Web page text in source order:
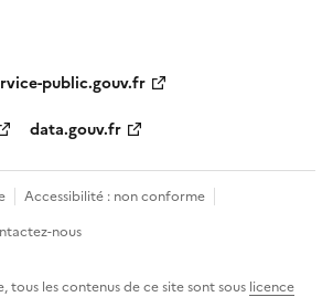
public.gouv.fr
data.gouv.fr
Accessibilité : non conforme
nous
tous les contenus de ce site sont sous licence